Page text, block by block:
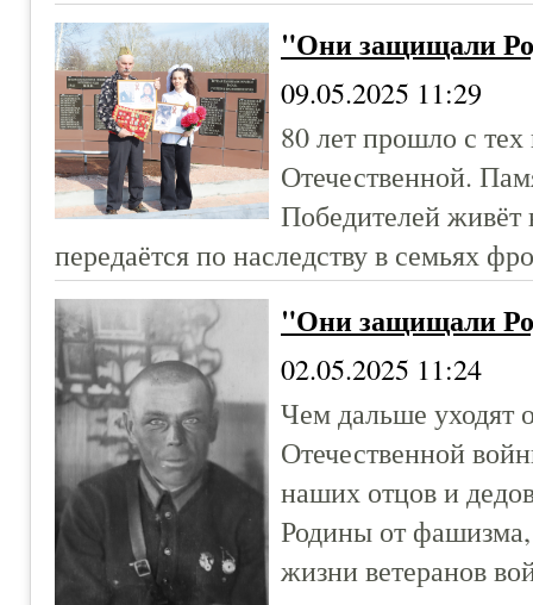
"Они защищали
09.05.2025 11:29
80 лет прошло с
Отечественной.
Победителей живёт
передаётся по наследству в семьях
"Они защищали
02.05.2025 11:24
Чем дальше уходят
Отечественной
наших отцов и
Родины от фашизма,
жизни ветеранов